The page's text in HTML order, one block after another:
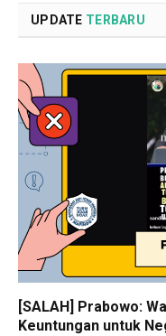
UPDATE TERBARU
[SALAH] Prabowo:
Keuntungan untuk